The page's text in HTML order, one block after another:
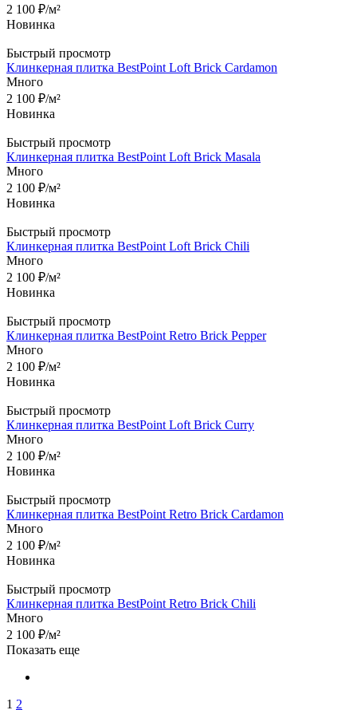
2 100 ₽/м²
Новинка
Быстрый просмотр
Клинкерная плитка BestPoint Loft Brick Cardamon
Много
2 100 ₽/м²
Новинка
Быстрый просмотр
Клинкерная плитка BestPoint Loft Brick Masala
Много
2 100 ₽/м²
Новинка
Быстрый просмотр
Клинкерная плитка BestPoint Loft Brick Chili
Много
2 100 ₽/м²
Новинка
Быстрый просмотр
Клинкерная плитка BestPoint Retro Brick Pepper
Много
2 100 ₽/м²
Новинка
Быстрый просмотр
Клинкерная плитка BestPoint Loft Brick Curry
Много
2 100 ₽/м²
Новинка
Быстрый просмотр
Клинкерная плитка BestPoint Retro Brick Cardamon
Много
2 100 ₽/м²
Новинка
Быстрый просмотр
Клинкерная плитка BestPoint Retro Brick Chili
Много
2 100 ₽/м²
Показать еще
1 2